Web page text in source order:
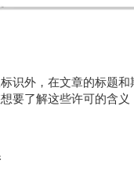
识外，在文章的标题
要了解这些许可的含